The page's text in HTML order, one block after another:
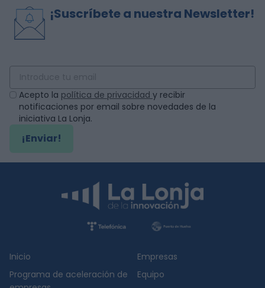
¡Suscríbete a nuestra Newsletter!
Acepto la política de privacidad y recibir
notificaciones por email sobre novedades de la
iniciativa La Lonja.
¡Enviar!
Inicio
Programa de aceleración de
Empresas
Equipo